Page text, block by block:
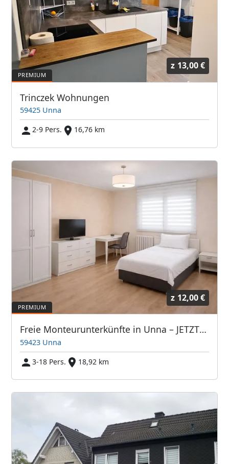
z 13,00 €
Trinczek Wohnungen
59425 Unna
2-9 Pers.
16,76 km
z 12,00 €
Freie Monteurunterkünfte in Unna – JETZT anrufen! Wir sprechen auch Polnisch
59423 Unna
3-18 Pers.
18,92 km